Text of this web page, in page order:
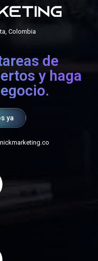
Colombia
de
y haga
ya